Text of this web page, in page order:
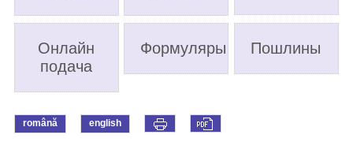
Онлайн
подача
Формуляры Пошлины
română english